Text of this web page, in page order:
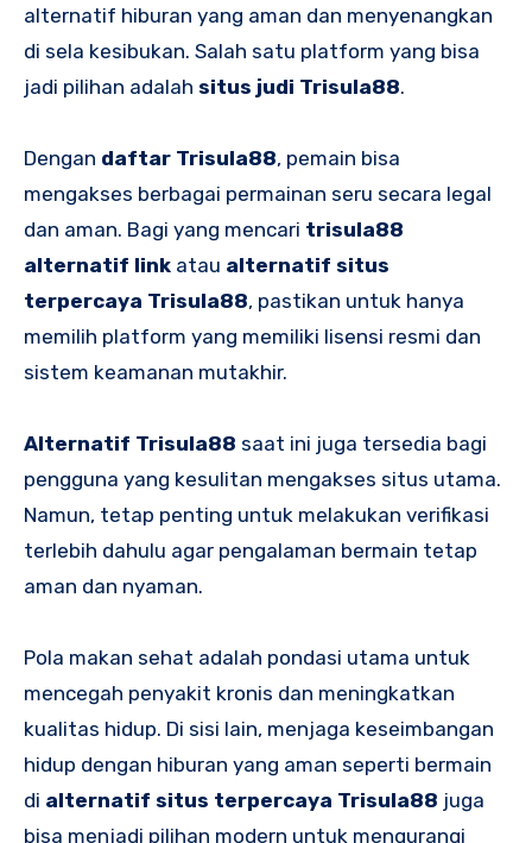
alternatif hiburan yang aman dan menyenangkan
di sela kesibukan. Salah satu platform yang bisa
jadi pilihan adalah situs judi Trisula88.
Dengan daftar Trisula88, pemain bisa
mengakses berbagai permainan seru secara legal
dan aman. Bagi yang mencari trisula88
alternatif link atau alternatif situs
terpercaya Trisula88, pastikan untuk hanya
memilih platform yang memiliki lisensi resmi dan
sistem keamanan mutakhir.
Alternatif Trisula88 saat ini juga tersedia bagi
pengguna yang kesulitan mengakses situs utama.
Namun, tetap penting untuk melakukan verifikasi
terlebih dahulu agar pengalaman bermain tetap
aman dan nyaman.
Pola makan sehat adalah pondasi utama untuk
mencegah penyakit kronis dan meningkatkan
kualitas hidup. Di sisi lain, menjaga keseimbangan
hidup dengan hiburan yang aman seperti bermain
di alternatif situs terpercaya Trisula88 juga
bisa menjadi pilihan modern untuk mengurangi